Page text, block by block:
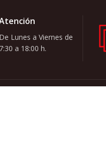
De Lunes a Viernes de
7:30 a 18:00 h.